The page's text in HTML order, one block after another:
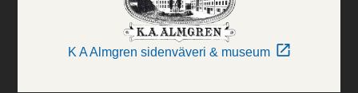
K A Almgren sidenväveri & museum